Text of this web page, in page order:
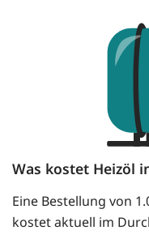
Was kostet Heizöl
Eine Bestellung von
kostet aktuell im